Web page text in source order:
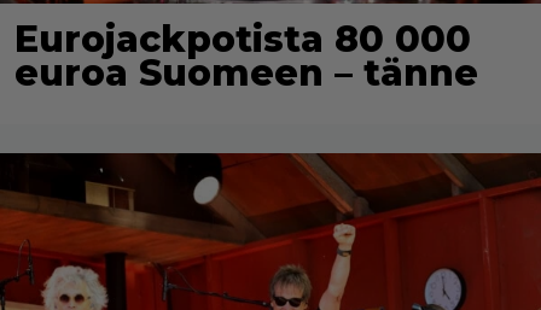
Eurojackpotista 80 000
euroa Suomeen – tänne